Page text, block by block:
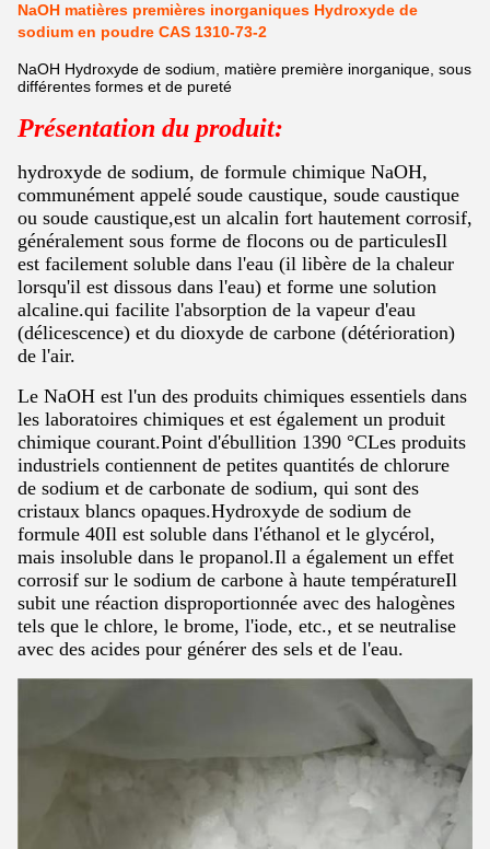
NaOH matières premières inorganiques Hydroxyde de
sodium en poudre CAS 1310-73-2
NaOH Hydroxyde de sodium, matière première inorganique, sous
différentes formes et de pureté
Présentation du produit:
hydroxyde de sodium, de formule chimique NaOH,
communément appelé soude caustique, soude caustique
ou soude caustique,est un alcalin fort hautement corrosif,
généralement sous forme de flocons ou de particulesIl
est facilement soluble dans l'eau (il libère de la chaleur
lorsqu'il est dissous dans l'eau) et forme une solution
alcaline.qui facilite l'absorption de la vapeur d'eau
(délicescence) et du dioxyde de carbone (détérioration)
de l'air.
Le NaOH est l'un des produits chimiques essentiels dans
les laboratoires chimiques et est également un produit
chimique courant.Point d'ébullition 1390 °CLes produits
industriels contiennent de petites quantités de chlorure
de sodium et de carbonate de sodium, qui sont des
cristaux blancs opaques.Hydroxyde de sodium de
formule 40Il est soluble dans l'éthanol et le glycérol,
mais insoluble dans le propanol.Il a également un effet
corrosif sur le sodium de carbone à haute températureIl
subit une réaction disproportionnée avec des halogènes
tels que le chlore, le brome, l'iode, etc., et se neutralise
avec des acides pour générer des sels et de l'eau.